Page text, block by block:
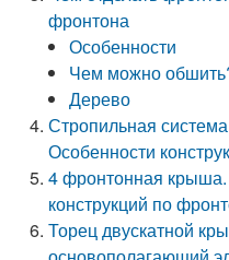
фронтона
Особенности
Чем можно
Дерево
Стропильная
Особенности
4 фронтонная
конструкций по
Торец двускатной